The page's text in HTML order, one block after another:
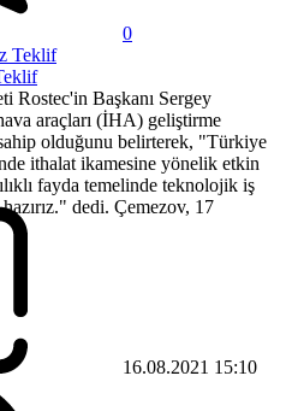
0
Rostec'in Başkanı Sergey
araçları (İHA) geliştirme
olduğunu belirterek, "Türkiye
ithalat ikamesine yönelik etkin
fayda temelinde teknolojik iş
dedi. Çemezov, 17
16.08.2021 15:10